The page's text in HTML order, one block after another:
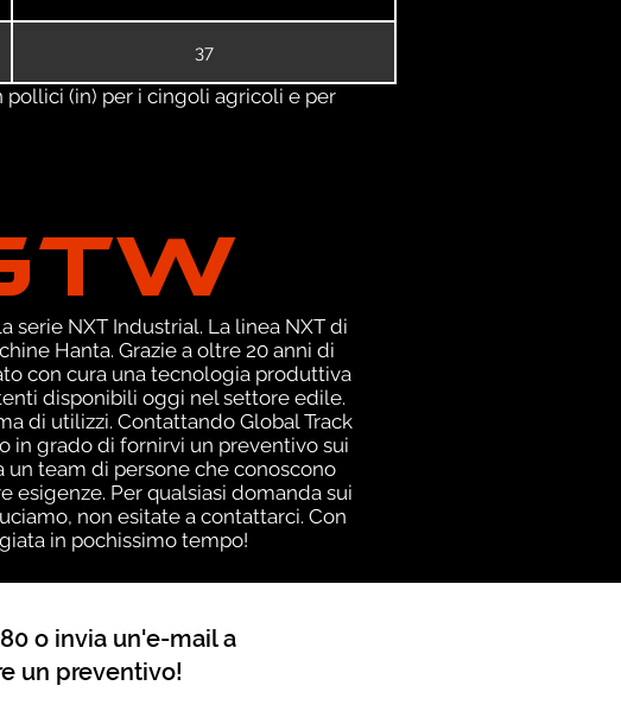
37
(in) per i cingoli agricoli e per
NXT Industrial. La linea NXT di
Hanta. Grazie a oltre 20 anni di
con cura una tecnologia produttiva
disponibili oggi nel settore edile.
di utilizzi. Contattando Global Track
in grado di fornirvi un preventivo sui
team di persone che conoscono
Per qualsiasi domanda sui
non esitate a contattarci. Con
in pochissimo tempo!
o invia un'e-mail a
un preventivo!